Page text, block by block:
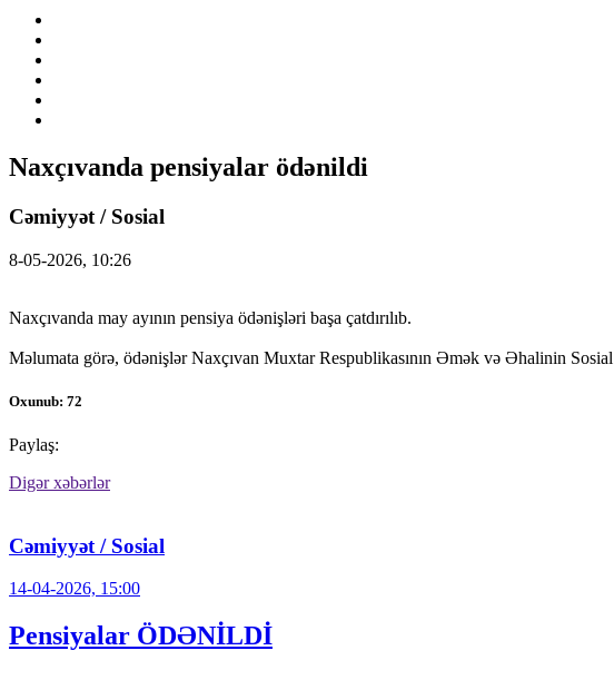
Naxçıvanda pensiyalar ödənildi
Cəmiyyət / Sosial
8-05-2026, 10:26
Naxçıvanda may ayının pensiya ödənişləri başa çatdırılıb.
Məlumata görə, ödənişlər Naxçıvan Muxtar Respublikasının Əmək və Əhalinin
Oxunub: 72
Paylaş:
Digər xəbərlər
Cəmiyyət / Sosial
14-04-2026, 15:00
Pensiyalar ÖDƏNİLDİ